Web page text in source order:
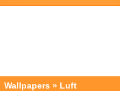
Wallpapers » Luft